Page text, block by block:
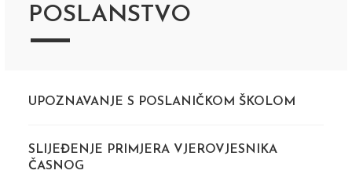
POSLANSTVO
UPOZNAVANJE S POSLANIČKOM ŠKOLOM
SLIJEĐENJE PRIMJERA VJEROVJESNIKA
ČASNOG